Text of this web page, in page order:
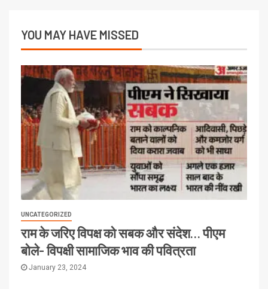
YOU MAY HAVE MISSED
UNCATEGORIZED
राम के जरिए विपक्ष को सबक और संदेश… पीएम
बोले- विपक्षी सामाजिक भाव की पवित्रता
January 23, 2024